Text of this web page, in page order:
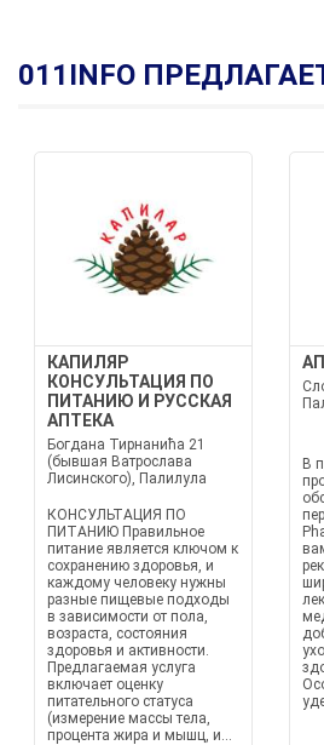
011INFO
КАПИЛЯР
КОНСУЛЬТАЦИЯ ПО
ПИТАНИЮ И РУССКАЯ
АПТЕКА
Богдана Тирнанића 21
(бывшая Ватрослава
Лисинского), Палилула
КОНСУЛЬТАЦИЯ ПО
ПИТАНИЮ Правильное
питание является ключом к
сохранению здоровья, и
каждому человеку нужны
разные пищевые подходы
в зависимости от пола,
возраста, состояния
здоровья и активности.
Предлагаемая услуга
включает оценку
питательного статуса
(измерение массы тела,
процента жира и мышц, и...
В